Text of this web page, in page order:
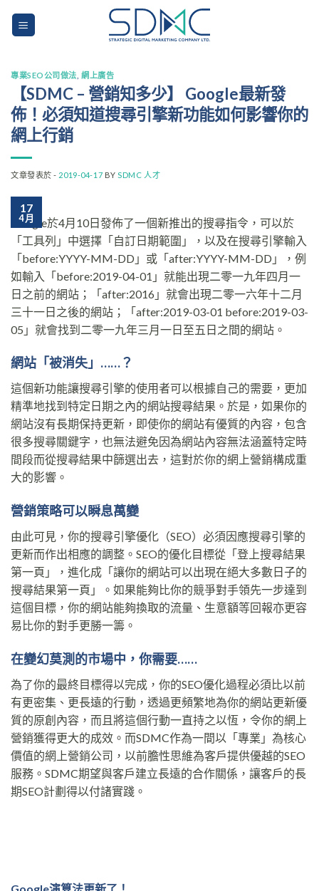
專業SEO公司做法 ,網上廣告
【SDMC – 營銷知多少】 Google最新發
佈！必須知道搜尋引擎新功能如何影響你的
網上行銷
文章發表於 - 2019-04-17 BY SDMC 人才
17
4 月
Google於4月10日發佈了一個新推出的搜尋指令，可以於
「工具列」中選擇「自訂日期範圍」，以及在搜尋引擎輸入
「before:YYYY-MM-DD」或「after:YYYY-MM-DD」，例
如輸入「before:2019-04-01」就能出現二零一九年四月一
日之前的網站；「after:2016」就會出現二零一六年十二月
三十一日之後的網站；「after:2019-03-01 before:2019-03-
05」就會找到二零一九年三月一日至五日之間的網站。
網站「被消失」……？
這個新功能讓搜尋引擎的使用者可以根據自己的需要，更加
精準地找到特定日期之內的網站搜尋結果。於是，如果你的
網站沒有長期保持更新，即使你的網站有優質的內容，包含
很多搜尋關鍵字，也無法避免因為網站內容無法涵蓋特定時
間段而從搜尋結果中篩選出去，這對於你的網上營銷構成重
大的影響。
營銷策略可以瞬息萬變
由此可見，你的搜尋引擎優化（SEO）必須因應搜尋引擎的
更新而作出相應的調整。SEO的優化目標從「登上搜尋結果
第一頁」，進化成「讓你的網站可以出現在絕大多數日子的
搜尋結果第一頁」。如果能夠比你的競爭對手領先一步達到
這個目標，你的網站能夠換取的流量、生意額等回報亦更容
易比你的對手更勝一籌。
在變幻莫測的市場中，你需要……
為了你的最終目標得以完成，你的SEO優化過程必須比以前
有更密集、更長遠的行動，透過更頻繁地為你的網站更新優
質的原創內容，而且將這個行動一直持之以恆，令你的網上
營銷獲得更大的成效。而SDMC作為一間以「專業」為核心
價值的網上營銷公司，以前膽性思維為客戶提供優越的SEO
服務。SDMC期望與客戶建立長遠的合作關係，讓客戶的長
期SEO計劃得以付諸實踐。